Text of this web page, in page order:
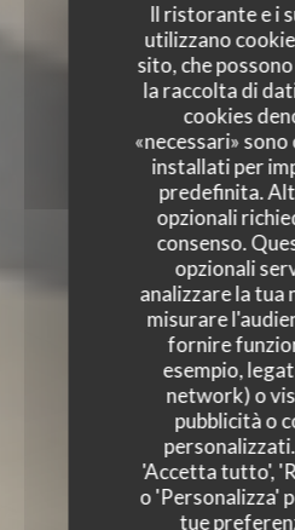
Il ristorante e i
utilizzano
sito, che
la raccolta di
cookies
«necessari»
installati per
predefinita.
opzionali
consenso.
opzionali
analizzare la tua
misurare
fornire
esempio,
network) o
pubblicità o
'Accetta tutto',
o 'Personalizza'
tue